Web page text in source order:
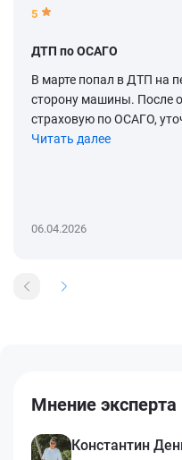
5
ДТП по ОСАГО
В марте попал в ДТП на
сторону машины. После
страховую по ОСАГО,
Читать далее
06.04.2026
Мнение эксперта
Константин